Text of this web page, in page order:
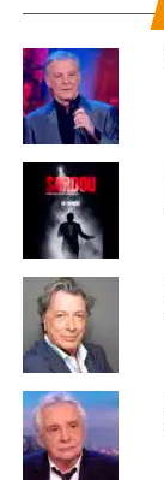
SUJETS ASSOCIÉS: